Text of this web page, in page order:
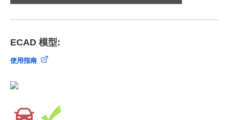
ECAD 模型:
使用指南